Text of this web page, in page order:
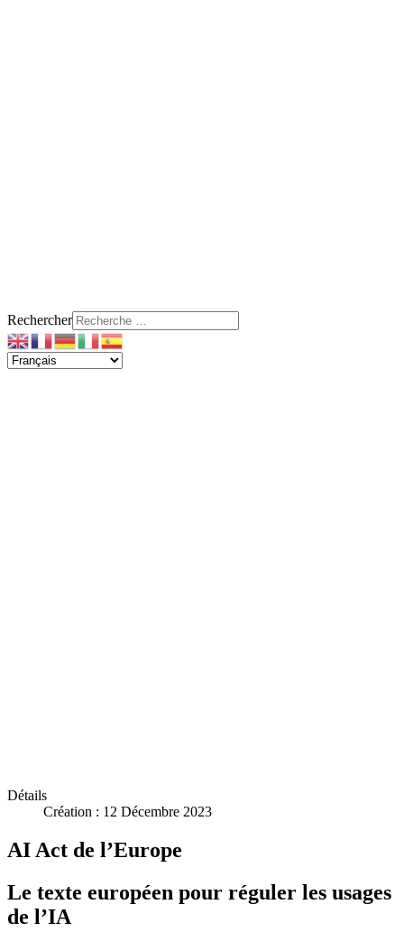
Rechercher
Détails
Création : 12 Décembre 2023
AI Act de l’Europe
Le texte européen pour réguler les usages
de l’IA